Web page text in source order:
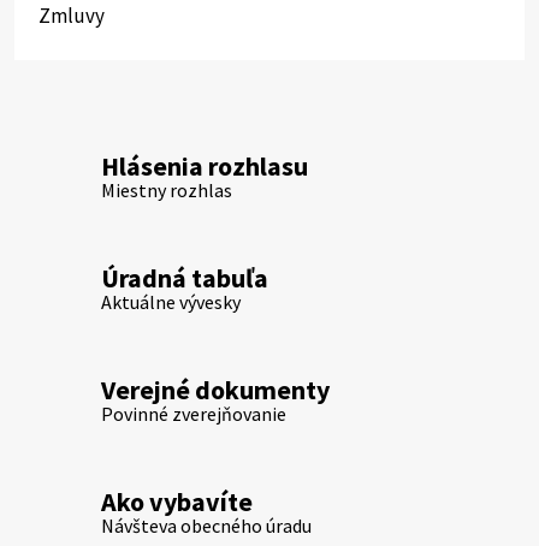
Zmluvy
Hlásenia rozhlasu
Miestny rozhlas
Úradná tabuľa
Aktuálne vývesky
Verejné dokumenty
Povinné zverejňovanie
Ako vybavíte
Návšteva obecného úradu